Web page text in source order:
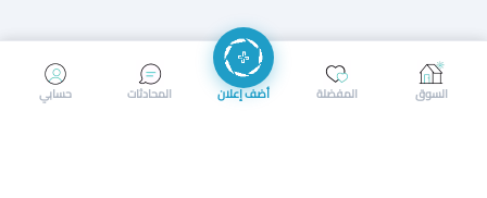
إرسال رسالة إجراء مكالمة
حسابي المحادثات أضف إعلان المفضلة السوق